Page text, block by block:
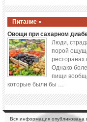
Питание »
Овощи при сахарном
Люди,
порой
ресторанах
Однако
пищи
которые были бы …
Вся информация опубликована